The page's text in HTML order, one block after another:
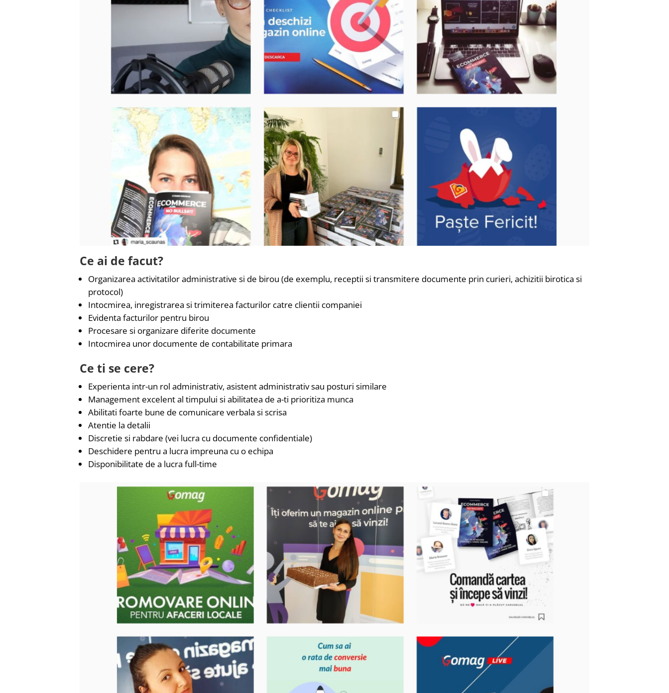
Ce ai de facut?
Organizarea activitatilor administrative si de birou (de exemplu, receptii si transmitere documente prin curieri, achizitii birotica si
protocol)
Intocmirea, inregistrarea si trimiterea facturilor catre clientii companiei
Evidenta facturilor pentru birou
Procesare si organizare diferite documente
Intocmirea unor documente de contabilitate primara
Ce ti se cere?
Experienta intr-un rol administrativ, asistent administrativ sau posturi similare
Management excelent al timpului si abilitatea de a-ti prioritiza munca
Abilitati foarte bune de comunicare verbala si scrisa
Atentie la detalii
Discretie si rabdare (vei lucra cu documente confidentiale)
Deschidere pentru a lucra impreuna cu o echipa
Disponibilitate de a lucra full-time